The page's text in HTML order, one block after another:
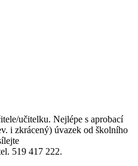
učitelku. Nejlépe s aprobací
i zkrácený) úvazek od školního
519 417 222.